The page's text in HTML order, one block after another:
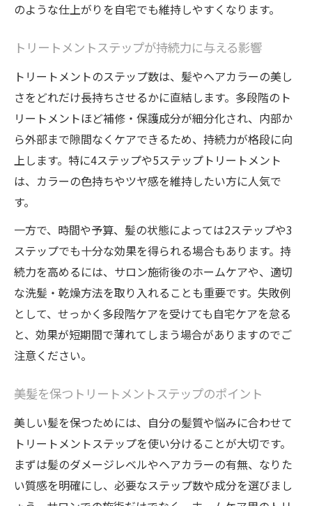
4ステップトリートメントの流れと利点を紹
髪質改善効果の違いをトリートメントで比
較
のような仕上がりを自宅でも維持しやすくなります。
トリートメントステップが持続力に与える影響
トリートメントのステップ数は、髪やヘアカラーの美し
さをどれだけ長持ちさせるかに直結します。多段階のト
リートメントほど補修・保護成分が細分化され、内部か
ら外部まで隙間なくケアできるため、持続力が格段に向
上します。特に4ステップや5ステップトリートメント
は、カラーの色持ちやツヤ感を維持したい方に人気で
す。
一方で、時間や予算、髪の状態によっては2ステップや3
ステップでも十分な効果を得られる場合もあります。持
続力を高めるには、サロン施術後のホームケアや、適切
な洗髪・乾燥方法を取り入れることも重要です。失敗例
として、せっかく多段階ケアを受けても自宅ケアを怠る
と、効果が短期間で薄れてしまう場合がありますのでご
注意ください。
美髪を保つトリートメントステップのポイント
美しい髪を保つためには、自分の髪質や悩みに合わせて
トリートメントステップを使い分けることが大切です。
まずは髪のダメージレベルやヘアカラーの有無、なりた
い質感を明確にし、必要なステップ数や成分を選びまし